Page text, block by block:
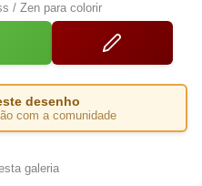
/ Zen para colorir
desenho
com a comunidade
galeria